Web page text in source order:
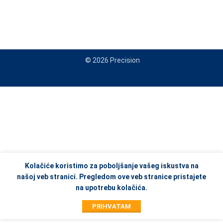
© 2026 Precision
Kolačiće koristimo za poboljšanje vašeg iskustva na
našoj veb stranici. Pregledom ove veb stranice pristajete
na upotrebu kolačića.
PRIHVATAM